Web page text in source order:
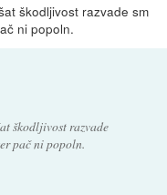
škodljivost razvade sm
ni popoln.
škodljivost razvade
pač ni popoln.